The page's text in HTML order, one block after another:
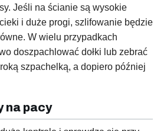
Jeśli na ścianie są wysokie
i duże progi, szlifowanie będzie
W wielu przypadkach
doszpachlować dołki lub zebrać
szpachelką, a dopiero później
na pacy